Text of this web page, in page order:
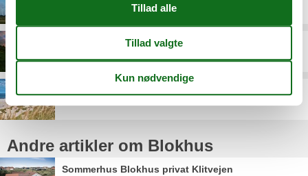
Saltum Strand
Andre artikler om Blokhus
Sommerhus Blokhus privat Klitvejen